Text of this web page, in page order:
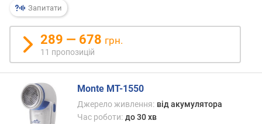
р
н
с
в
і
д
Запитати
289 — 678 грн.
11 пропозицій
Monte MT-1550
Джерело живлення: від акумулятора
Час роботи: до 30 хв